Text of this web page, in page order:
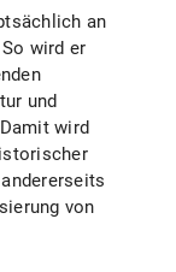
an
wird er
und
wird
von